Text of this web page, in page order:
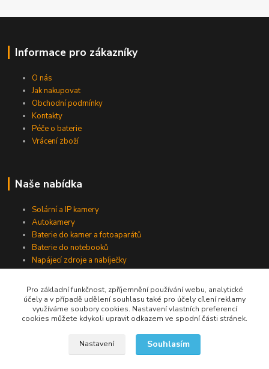
Informace pro zákazníky
O nás
Jak nakupovat
Obchodní podmínky
Kontakty
Péče o baterie
Vrácení zboží
Naše nabídka
Solární a IP kamery
Autokamery
Baterie do kamer a fotoaparátů
Baterie do notebooků
Napájecí zdroje a nabíječky
Jsme na Facebooku
Pro základní funkčnost, zpříjemnění používání webu, analytické
účely a v případě udělení souhlasu také pro účely cílení reklamy
využíváme soubory cookies. Nastavení vlastních preferencí
cookies můžete kdykoli upravit odkazem ve spodní části stránek.
Nastavení Souhlasím